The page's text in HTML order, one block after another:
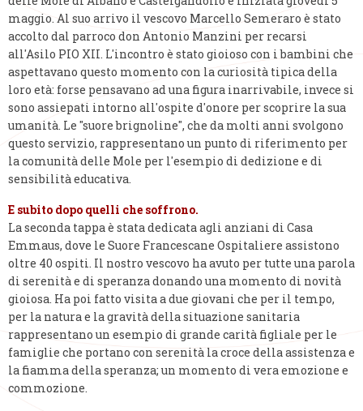
maggio. Al suo arrivo il vescovo Marcello Semeraro è stato
accolto dal parroco don Antonio Manzini per recarsi
all'Asilo PIO XII. L'incontro è stato gioioso con i bambini che
aspettavano questo momento con la curiosità tipica della
loro età: forse pensavano ad una figura inarrivabile, invece si
sono assiepati intorno all'ospite d'onore per scoprire la sua
umanità. Le "suore brignoline", che da molti anni svolgono
questo servizio, rappresentano un punto di riferimento per
la comunità delle Mole per l'esempio di dedizione e di
sensibilità educativa.
E subito dopo quelli che soffrono.
La seconda tappa è stata dedicata agli anziani di Casa
Emmaus, dove le Suore Francescane Ospitaliere assistono
oltre 40 ospiti. Il nostro vescovo ha avuto per tutte una parola
di serenità e di speranza donando una momento di novità
gioiosa. Ha poi fatto visita a due giovani che per il tempo,
per la natura e la gravità della situazione sanitaria
rappresentano un esempio di grande carità figliale per le
famiglie che portano con serenità la croce della assistenza e
la fiamma della speranza; un momento di vera emozione e
commozione.